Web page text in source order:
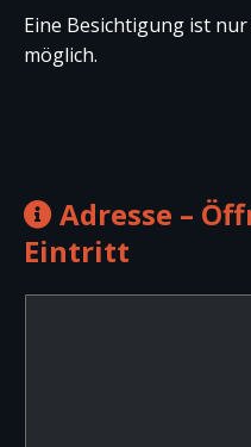
Eine Besichtigung ist
möglich.
Adresse –
Eintritt